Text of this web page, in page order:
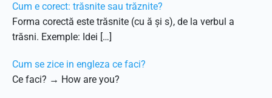
Cum e corect: trăsnite sau trăznite?
Forma corectă este trăsnite (cu ă și s), de la verbul a
trăsni. Exemple: Idei […]
Cum se zice in engleza ce faci?
Ce faci? → How are you?